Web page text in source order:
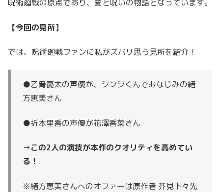
呪術廻戦の原点であり、愛と呪いの物語となっています。
【今回の見所】
では、呪術廻戦ファンに私がズバリ思う見所を紹介！
●乙骨憂太の声優が、シンジくんでおなじみの緒
方恵美さん
●折本里香の声優が花澤香菜さん
→この2人の演技が本作のクオリティを高めてい
る！
※緒方恵美さんへのオファーは原作者 芥見下々先